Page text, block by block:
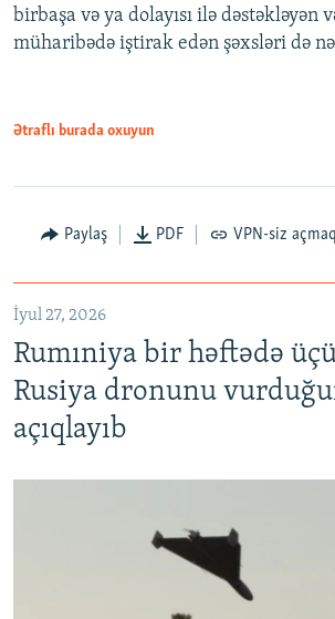
birbaşa və ya dolayısı ilə dəstəkləyən
müharibədə iştirak edən şəxsləri də
Ətraflı burada oxuyun
Paylaş PDF VPN-siz açmaq
İyul 27, 2026
Rumıniya bir həftədə
Rusiya dronunu
açıqlayıb